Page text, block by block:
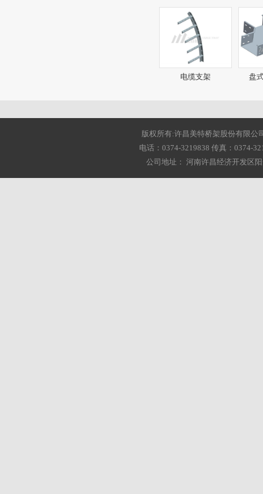
电缆支架 盘
版权所有:许昌美特桥架股份有限公
电话：0374-3219838 传真：0374-
公司地址： 河南许昌经济开发区